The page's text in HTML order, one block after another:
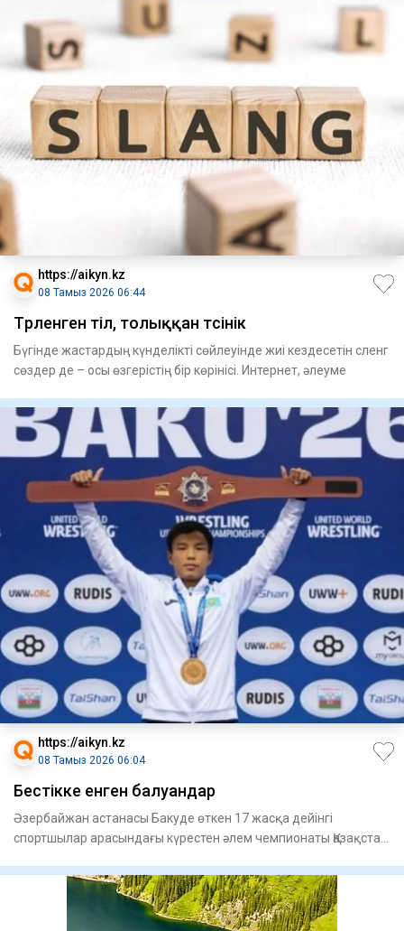
https://aikyn.kz
08 Тамыз 2026 06:44
Түрленген тіл, толыққан түсінік
Бүгінде жастардың күнделікті сөйлеуінде жиі кездесетін сленг
сөздер де – осы өзгерістің бір көрінісі. Интернет, әлеуме
https://aikyn.kz
08 Тамыз 2026 06:04
Бестікке енген балуандар
Әзербайжан астанасы Бакуде өткен 17 жасқа дейінгі
спортшылар арасындағы күрестен әлем чемпионаты Қазақстан